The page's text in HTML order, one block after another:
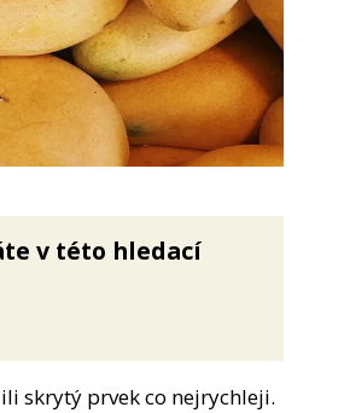
v této hledací
skrytý prvek co nejrychleji.